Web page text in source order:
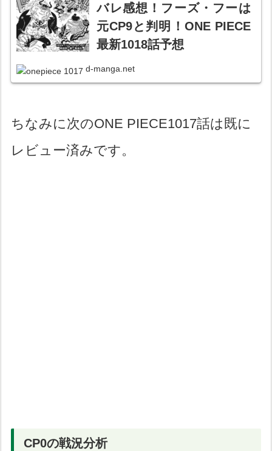
バレ感想！フーズ・フーは
元CP9と判明！ONE PIECE
最新1018話予想
d-manga.net
ちなみに次のONE PIECE1017話は既に
レビュー済みです。
CP0の戦況分析